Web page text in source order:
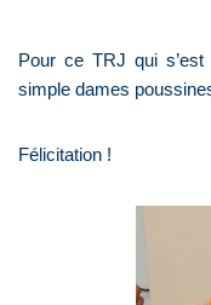
Pour ce TRJ qui
simple dames
Félicitation !